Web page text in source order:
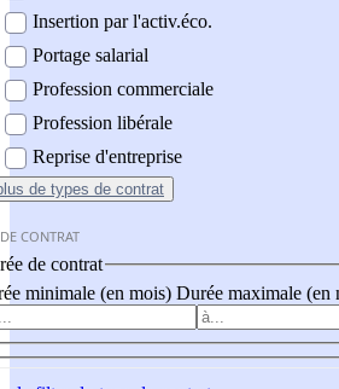
Insertion par l'activ.éco.
Portage salarial
Profession commerciale
Profession libérale
Reprise d'entreprise
de types de contrat
CONTRAT
de contrat
minimale (en mois) Durée maximale (en